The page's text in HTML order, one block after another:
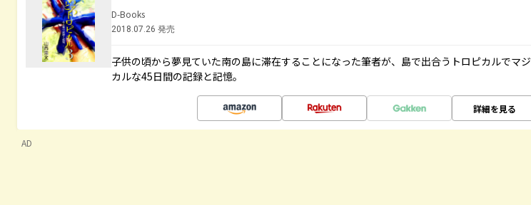
D-Books
2018.07.26 発売
子供の頃から夢見ていた南の島に滞在することになった筆者が、島で出合うトロピカルでマジ
カルな45日間の記録と記憶。
詳細を見る
AD